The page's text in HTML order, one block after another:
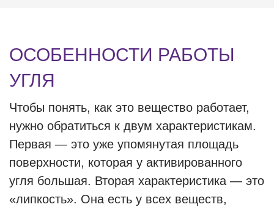
ОСОБЕННОСТИ РАБОТЫ
УГЛЯ
Чтобы понять, как это вещество работает,
нужно обратиться к двум характеристикам.
Первая — это уже упомянутая площадь
поверхности, которая у активированного
угля большая. Вторая характеристика — это
«липкость». Она есть у всех веществ,